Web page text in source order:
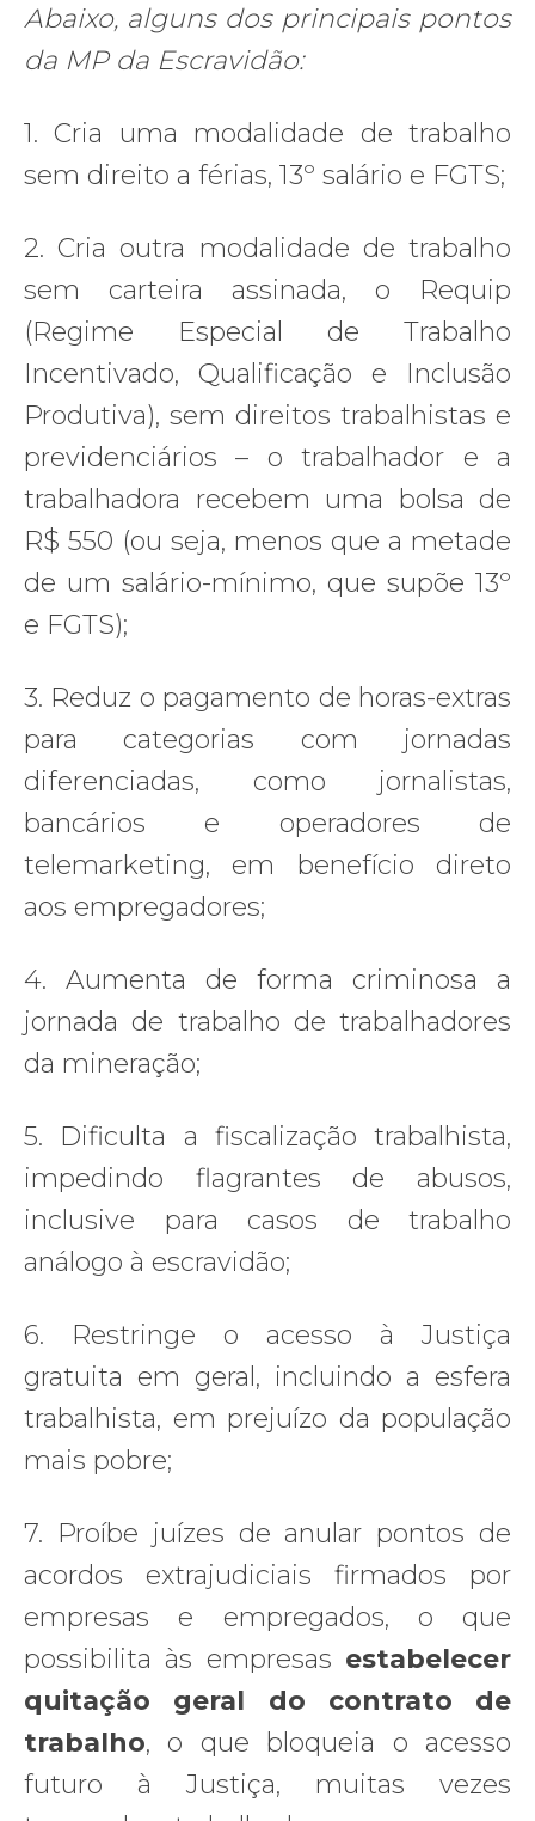
Abaixo, alguns dos principais pontos
da MP da Escravidão:
1. Cria uma modalidade de trabalho
sem direito a férias, 13º salário e FGTS;
2. Cria outra modalidade de trabalho
sem carteira assinada, o Requip
(Regime Especial de Trabalho
Incentivado, Qualificação e Inclusão
Produtiva), sem direitos trabalhistas e
previdenciários – o trabalhador e a
trabalhadora recebem uma bolsa de
R$ 550 (ou seja, menos que a metade
de um salário-mínimo, que supõe 13º
e FGTS);
3. Reduz o pagamento de horas-extras
para categorias com jornadas
diferenciadas, como jornalistas,
bancários e operadores de
telemarketing, em benefício direto
aos empregadores;
4. Aumenta de forma criminosa a
jornada de trabalho de trabalhadores
da mineração;
5. Dificulta a fiscalização trabalhista,
impedindo flagrantes de abusos,
inclusive para casos de trabalho
análogo à escravidão;
6. Restringe o acesso à Justiça
gratuita em geral, incluindo a esfera
trabalhista, em prejuízo da população
mais pobre;
7. Proíbe juízes de anular pontos de
acordos extrajudiciais firmados por
empresas e empregados, o que
possibilita às empresas estabelecer
quitação geral do contrato de
trabalho, o que bloqueia o acesso
futuro à Justiça, muitas vezes